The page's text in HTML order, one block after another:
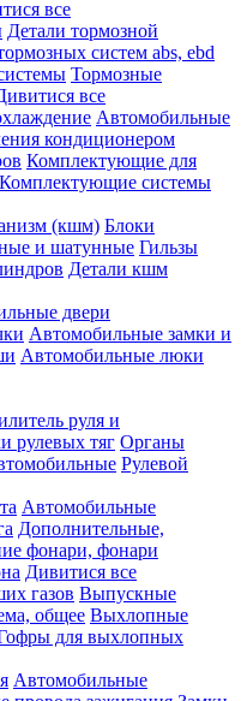
все
Детали тормозной
систем abs, ebd
Тормозные
все
Автомобильные
кондиционером
Комплектующие для
Комплектующие системы
(кшм) Блоки
и шатунные Гильзы
Детали кшм
двери
Автомобильные замки и
Автомобильные люки
руля и
рулевых тяг Органы
Рулевой
Автомобильные
Дополнительные,
фонари, фонари
Дивитися все
газов Выпускные
общее Выхлопные
для выхлопных
Автомобильные